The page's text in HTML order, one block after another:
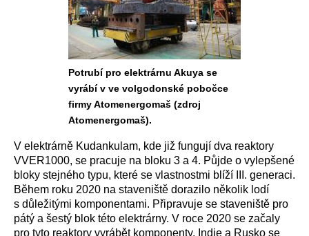
Potrubí pro elektrárnu Akuya se
vyrábí v ve volgodonské pobočce
firmy Atomenergomaš (zdroj
Atomenergomaš).
V elektrárně Kudankulam, kde již fungují dva reaktory
VVER1000, se pracuje na bloku 3 a 4. Půjde o vylepšené
bloky stejného typu, které se vlastnostmi blíží III. generaci.
Během roku 2020 na staveniště dorazilo několik lodí
s důležitými komponentami. Připravuje se staveniště pro
pátý a šestý blok této elektrárny. V roce 2020 se začaly
pro tyto reaktory vyrábět komponenty. Indie a Rusko se